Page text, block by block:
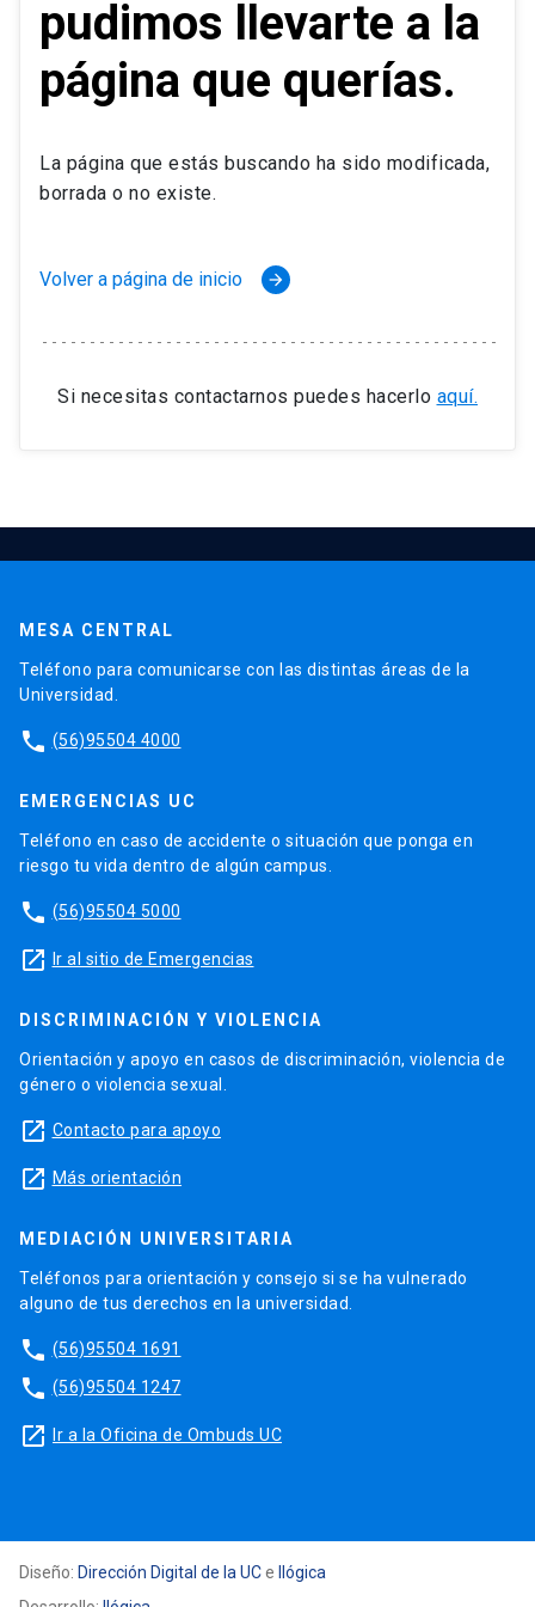
pudimos llevarte a la
página que querías.
La página que estás buscando ha sido modificada,
borrada o no existe.
Volver a página de inicio arrow_forward
Si necesitas contactarnos puedes hacerlo aquí.
MESA CENTRAL
Teléfono para comunicarse con las distintas áreas de la
Universidad.
phone (56)95504 4000
EMERGENCIAS UC
Teléfono en caso de accidente o situación que ponga en
riesgo tu vida dentro de algún campus.
phone (56)95504 5000
launch Ir al sitio de Emergencias
DISCRIMINACIÓN Y VIOLENCIA
Orientación y apoyo en casos de discriminación, violencia de
género o violencia sexual.
launch Contacto para apoyo
launch Más orientación
MEDIACIÓN UNIVERSITARIA
Teléfonos para orientación y consejo si se ha vulnerado
alguno de tus derechos en la universidad.
phone (56)95504 1691
phone (56)95504 1247
launch Ir a la Oficina de Ombuds UC
Diseño: Dirección Digital de la UCe
Ilógica